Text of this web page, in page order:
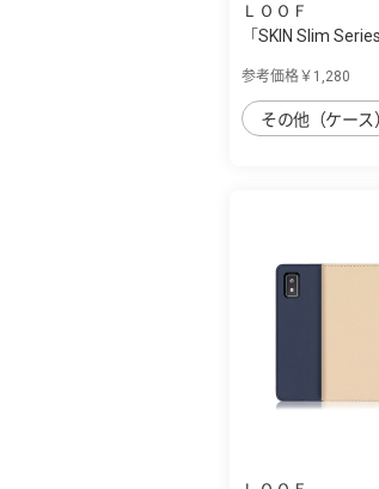
ＬＯＯＦ
「SKIN Slim
参考価格￥1,280
その他（ケース